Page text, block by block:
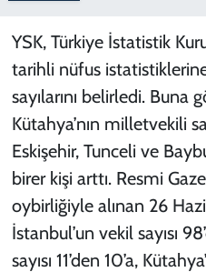
YSK, Türkiye İstatistik
tarihli nüfus
sayılarını belirledi. Buna
Kütahya’nın milletvekili
Eskişehir, Tunceli ve
birer kişi arttı. Resmi
oybirliğiyle alınan 26
İstanbul’un vekil sayısı
sayısı 11’den 10’a,